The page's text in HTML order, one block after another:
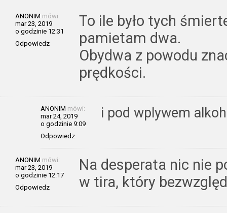
ANONIM mówi:
mar 23, 2019
o godzinie 12:31
Odpowiedz
To ile było tych
pamietam dwa.
Obydwa z powodu
prędkości.
ANONIM mówi:
mar 24, 2019
o godzinie 9:09
Odpowiedz
i pod wplywem
ANONIM mówi:
mar 23, 2019
o godzinie 12:17
Odpowiedz
Na desperata nic nie
w tira, który